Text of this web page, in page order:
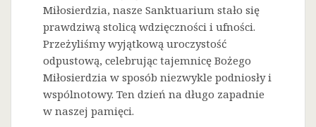
Miłosierdzia, nasze Sanktuarium stało się
prawdziwą stolicą wdzięczności i ufności.
Przeżyliśmy wyjątkową uroczystość
odpustową, celebrując tajemnicę Bożego
Miłosierdzia w sposób niezwykle podniosły i
wspólnotowy. Ten dzień na długo zapadnie
w naszej pamięci.